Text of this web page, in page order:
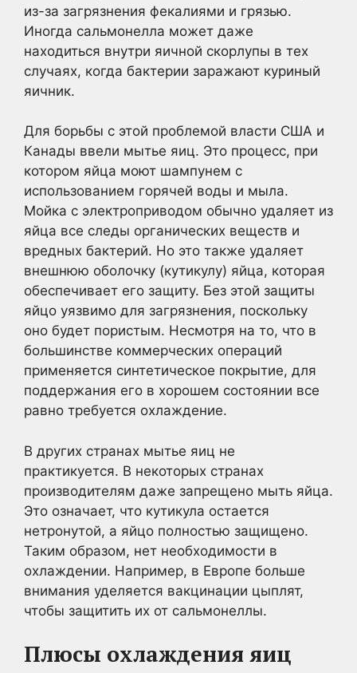
из-за загрязнения фекалиями и грязью.
Иногда сальмонелла может даже
находиться внутри яичной скорлупы в тех
случаях, когда бактерии заражают куриный
яичник.
Для борьбы с этой проблемой власти США и
Канады ввели мытье яиц. Это процесс, при
котором яйца моют шампунем с
использованием горячей воды и мыла.
Мойка с электроприводом обычно удаляет из
яйца все следы органических веществ и
вредных бактерий. Но это также удаляет
внешнюю оболочку (кутикулу) яйца, которая
обеспечивает его защиту. Без этой защиты
яйцо уязвимо для загрязнения, поскольку
оно будет пористым. Несмотря на то, что в
большинстве коммерческих операций
применяется синтетическое покрытие, для
поддержания его в хорошем состоянии все
равно требуется охлаждение.
В других странах мытье яиц не
практикуется. В некоторых странах
производителям даже запрещено мыть яйца.
Это означает, что кутикула остается
нетронутой, а яйцо полностью защищено.
Таким образом, нет необходимости в
охлаждении. Например, в Европе больше
внимания уделяется вакцинации цыплят,
чтобы защитить их от сальмонеллы.
Плюсы охлаждения яиц